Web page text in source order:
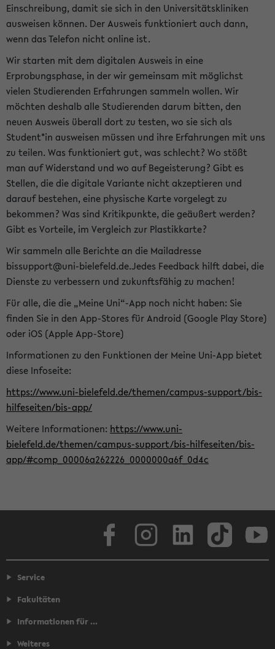
Einschreibung, damit sie sich in den Universitätskliniken
ausweisen können. Der Ausweis funktioniert auch dann,
wenn das Telefon nicht online ist.
Wir starten mit dem digitalen Ausweis in eine
Erprobungsphase, in der wir gemeinsam mit möglichst
vielen Studierenden Erfahrungen sammeln wollen. Wir
möchten deshalb alle Studierenden darum bitten, den
neuen Ausweis überall dort zu testen, wo sie sich als
Student*in ausweisen müssen und ihre Erfahrungen mit uns
zu teilen. Was funktioniert gut, was schlecht? Wo stößt
man auf Widerstand und wo auf Begeisterung? Gibt es
Stellen, die die digitale Variante nicht akzeptieren und
darauf bestehen, eine physische Karte vorgelegt zu
bekommen? Was sind Kritikpunkte, die geäußert werden?
Gibt es Vorteile, im Vergleich zur Plastikkarte?
Wir sammeln alle Berichte an die Mailadresse
bissupport@uni-bielefeld.de.Jedes Feedback hilft dabei, die
Dienste zu verbessern und zukunftsfähig zu machen!
Für alle, die die „Meine Uni“-App noch nicht haben: Sie
finden Sie in den App-Stores für Android (Google Play Store)
oder iOS (Apple App-Store)
Informationen zu den Funktionen der Meine Uni-App bietet
diese Infoseite:
https://www.uni-bielefeld.de/themen/campus-support/bis-
hilfeseiten/bis-app/
Weitere Informationen: https://www.uni-
bielefeld.de/themen/campus-support/bis-hilfeseiten/bis-
app/#comp_00006a262226_0000000a6f_0d4c
Service
Fakultäten
Informationen für ...
Weiteres